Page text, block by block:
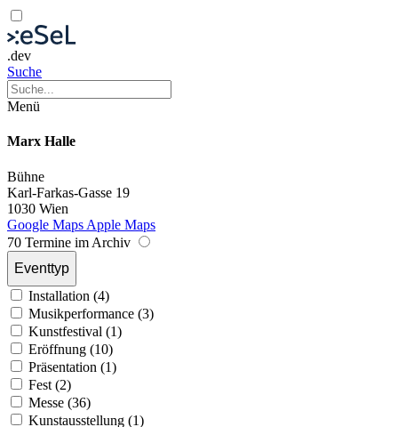
.dev
Suche
Menü
Marx Halle
Bühne
Karl-Farkas-Gasse 19
1030 Wien
Google Maps Apple Maps
70 Termine im Archiv
Eventtyp
Installation (4)
Musikperformance (3)
Kunstfestival (1)
Eröffnung (10)
Präsentation (1)
Fest (2)
Messe (36)
Kunstausstellung (1)